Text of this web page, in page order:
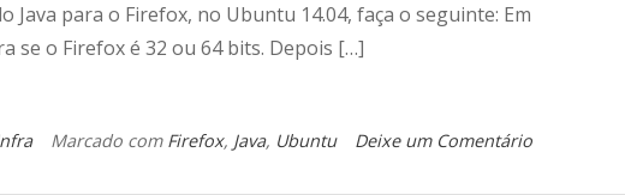
Java para o Firefox, no Ubuntu 14.04, faça o seguinte: Em
se o Firefox é 32 ou 64 bits. Depois […]
Marcado com Firefox, Java, Ubuntu Deixe um Comentárioem